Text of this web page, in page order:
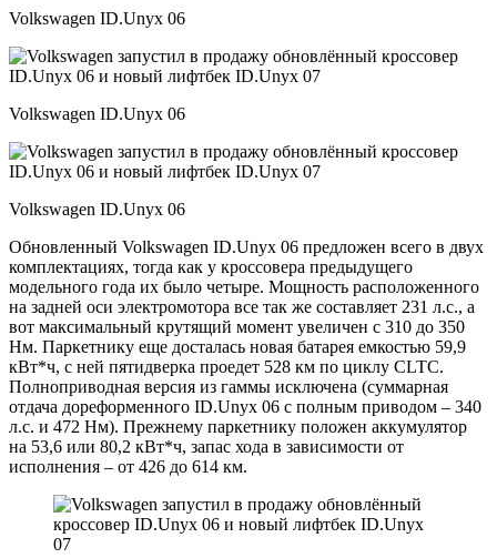
Volkswagen ID.Unyx 06
Volkswagen ID.Unyx 06
Volkswagen ID.Unyx 06
Обновленный Volkswagen ID.Unyx 06 предложен всего в двух
комплектациях, тогда как у кроссовера предыдущего
модельного года их было четыре. Мощность расположенного
на задней оси электромотора все так же составляет 231 л.с., а
вот максимальный крутящий момент увеличен с 310 до 350
Нм. Паркетнику еще досталась новая батарея емкостью 59,9
кВт*ч, с ней пятидверка проедет 528 км по циклу CLTC.
Полноприводная версия из гаммы исключена (суммарная
отдача дореформенного ID.Unyx 06 с полным приводом – 340
л.с. и 472 Нм). Прежнему паркетнику положен аккумулятор
на 53,6 или 80,2 кВт*ч, запас хода в зависимости от
исполнения – от 426 до 614 км.